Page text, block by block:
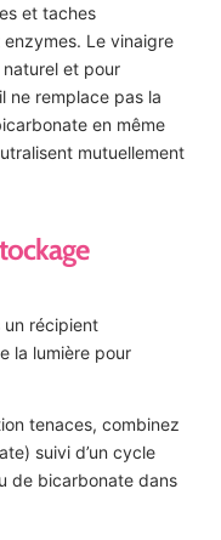
et taches
Le vinaigre
et pour
ne remplace pas la
en même
mutuellement
récipient
la lumière pour
tenaces, combinez
suivi d’un cycle
de bicarbonate dans